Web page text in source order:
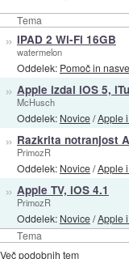
Tema
Tema
» IPAD 2 Wi-Fi 16GB
watermelon
Oddelek: Pomoč in
» Apple izdal iOS 5,
McHusch
Oddelek: Novice/Apple
» Razkrita notranjost
PrimozR
Oddelek: Novice/Apple
» Apple TV, iOS 4.1
PrimozR
Oddelek: Novice/Apple
Več podobnih tem